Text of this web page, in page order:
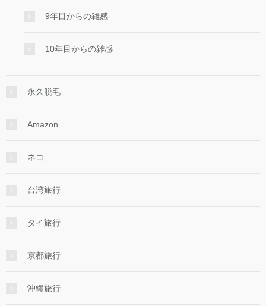
9年目からの雑感
10年目からの雑感
永久脱毛
Amazon
ネコ
台湾旅行
タイ旅行
京都旅行
沖縄旅行